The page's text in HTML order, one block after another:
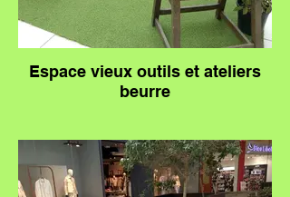
Espace vieux outils et ateliers
beurre